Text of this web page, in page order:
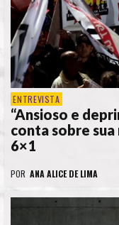
ENTREVISTA
“Ansioso e
conta sobre
6×1
POR ANA ALICE DE LIMA